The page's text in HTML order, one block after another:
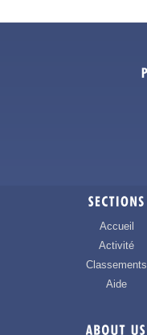
Accueil
Activité
Classements
Aide